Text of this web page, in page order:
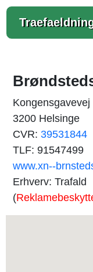
Kongensgavevej
3200 Helsinge
CVR: 39531844
TLF: 91547499
www.xn--
Erhverv: Trafald
(